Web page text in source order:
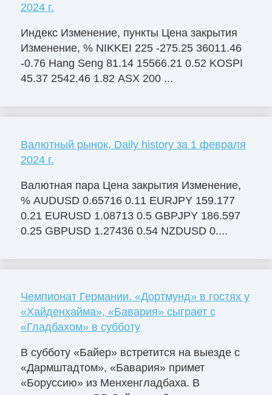
2024 г.
Индекс Изменение, пункты Цена закрытия
Изменение, % NIKKEI 225 -275.25 36011.46
-0.76 Hang Seng 81.14 15566.21 0.52 KOSPI
45.37 2542.46 1.82 ASX 200 ...
Валютный рынок, Daily history за 1 февраля
2024 г.
Валютная пара Цена закрытия Изменение,
% AUDUSD 0.65716 0.11 EURJPY 159.177
0.21 EURUSD 1.08713 0.5 GBPJPY 186.597
0.25 GBPUSD 1.27436 0.54 NZDUSD 0....
Чемпионат Германии. «Дортмунд» в гостях у
«Хайденхайма», «Бавария» сыграет с
«Гладбахом» в субботу
В субботу «Байер» встретится на выезде с
«Дармштадтом», «Бавария» примет
«Боруссию» из Менхенгладбаха. В